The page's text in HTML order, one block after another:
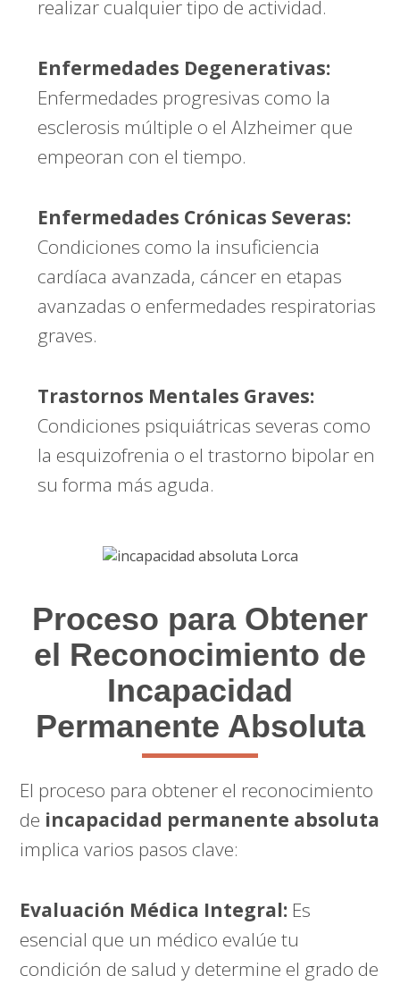
realizar cualquier tipo de actividad.
Enfermedades Degenerativas:
Enfermedades progresivas como la
esclerosis múltiple o el Alzheimer que
empeoran con el tiempo.
Enfermedades Crónicas Severas:
Condiciones como la insuficiencia
cardíaca avanzada, cáncer en etapas
avanzadas o enfermedades respiratorias
graves.
Trastornos Mentales Graves:
Condiciones psiquiátricas severas como
la esquizofrenia o el trastorno bipolar en
su forma más aguda.
Proceso para Obtener
el Reconocimiento de
Incapacidad
Permanente Absoluta
El proceso para obtener el reconocimiento
de incapacidad permanente absoluta
implica varios pasos clave:
Evaluación Médica Integral: Es
esencial que un médico evalúe tu
condición de salud y determine el grado de